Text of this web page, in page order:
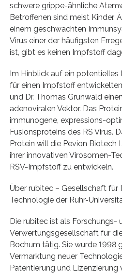
schwere grippe-ähnliche
Betroffenen sind meist Kinder,
einem geschwächten
Virus einer der häufigsten
ist, gibt es keinen Impfstoff
Im Hinblick auf ein potentielles
für einen Impfstoff entwickelten
und Dr. Thomas Grunwald
adenoviralen Vektor. Das
immunogene, expressions-
Fusionsproteins des RS Virus.
Protein will die Pevion Biotech
ihrer innovativen Virosomen-
RSV-Impfstoff zu entwickeln.
Über rubitec – Gesellschaft für
Technologie der Ruhr-
Die rubitec ist als Forschungs-
Verwertungsgesellschaft für
Bochum tätig. Sie wurde 1998
Vermarktung neuer
Patentierung und